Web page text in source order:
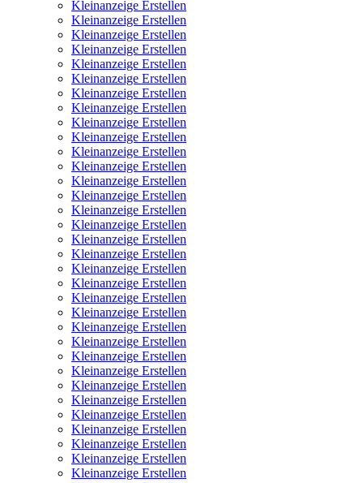
Kleinanzeige Erstellen
Kleinanzeige Erstellen
Kleinanzeige Erstellen
Kleinanzeige Erstellen
Kleinanzeige Erstellen
Kleinanzeige Erstellen
Kleinanzeige Erstellen
Kleinanzeige Erstellen
Kleinanzeige Erstellen
Kleinanzeige Erstellen
Kleinanzeige Erstellen
Kleinanzeige Erstellen
Kleinanzeige Erstellen
Kleinanzeige Erstellen
Kleinanzeige Erstellen
Kleinanzeige Erstellen
Kleinanzeige Erstellen
Kleinanzeige Erstellen
Kleinanzeige Erstellen
Kleinanzeige Erstellen
Kleinanzeige Erstellen
Kleinanzeige Erstellen
Kleinanzeige Erstellen
Kleinanzeige Erstellen
Kleinanzeige Erstellen
Kleinanzeige Erstellen
Kleinanzeige Erstellen
Kleinanzeige Erstellen
Kleinanzeige Erstellen
Kleinanzeige Erstellen
Kleinanzeige Erstellen
Kleinanzeige Erstellen
Kleinanzeige Erstellen